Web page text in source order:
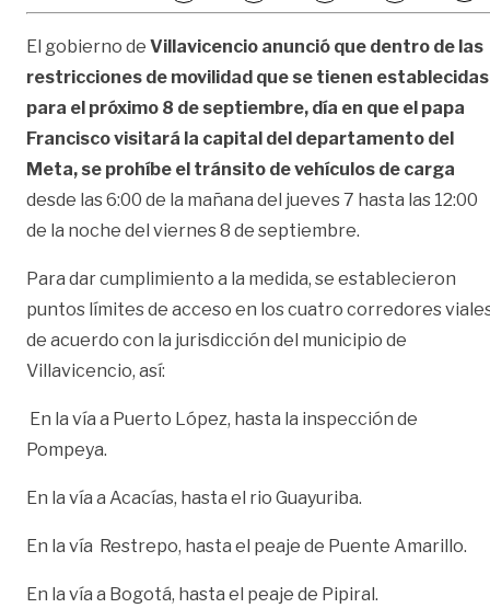
El gobierno de Villavicencio anunció que dentro de las
restricciones de movilidad que se tienen establecidas
para el próximo 8 de septiembre, día en que el papa
Francisco visitará la capital del departamento del
Meta, se prohíbe el tránsito de vehículos de carga
desde las 6:00 de la mañana del jueves 7 hasta las 12:00
de la noche del viernes 8 de septiembre.
Para dar cumplimiento a la medida, se establecieron
puntos límites de acceso en los cuatro corredores
de acuerdo con la jurisdicción del municipio de
Villavicencio, así:
En la vía a Puerto López, hasta la inspección de
Pompeya.
En la vía a Acacías, hasta el rio Guayuriba.
En la vía Restrepo, hasta el peaje de Puente Amarillo.
En la vía a Bogotá, hasta el peaje de Pipiral.